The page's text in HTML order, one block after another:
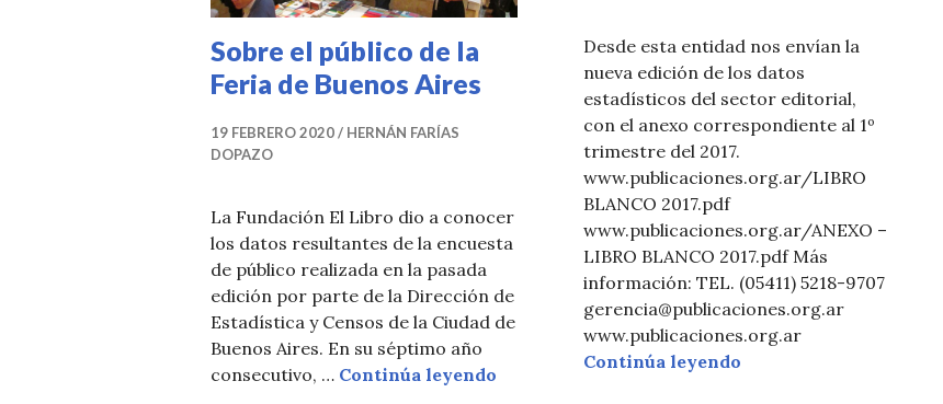
I
A
S
Sobre el público de la
Feria de Buenos Aires
19 FEBRERO 2020
HERNÁN FARÍAS
DOPAZO
La Fundación El Libro dio a conocer
los datos resultantes de la encuesta
de público realizada en la pasada
edición por parte de la Dirección de
Estadística y Censos de la Ciudad de
Buenos Aires. En su séptimo año
consecutivo, … Continúa leyendo Sobre el público de la Feria de Buenos Aires
Desde esta entidad nos envían la
nueva edición de los datos
estadísticos del sector editorial,
con el anexo correspondiente al 1º
trimestre del 2017.
www.publicaciones.org.ar/LIBRO
BLANCO 2017.pdf
www.publicaciones.org.ar/ANEXO –
LIBRO BLANCO 2017.pdf Más
información: TEL. (05411) 5218-9707
gerencia@publicaciones.org.ar
www.publicaciones.org.ar
Continúa leyendo